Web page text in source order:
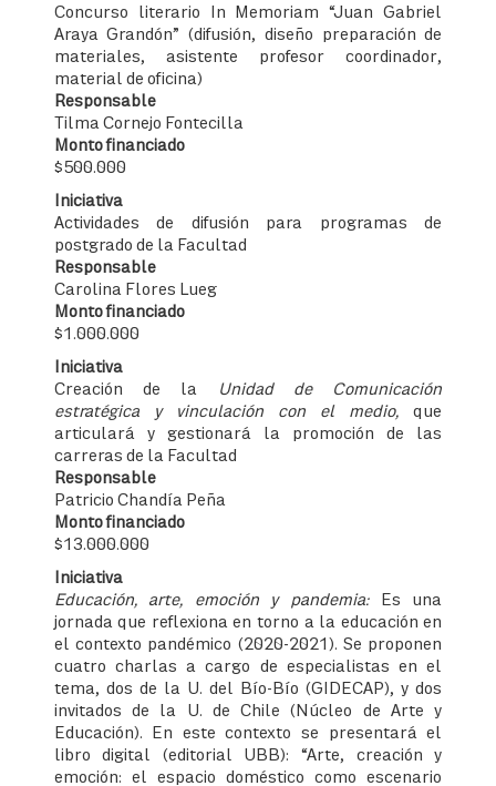
Concurso literario In Memoriam “Juan Gabriel
Araya Grandón” (difusión, diseño preparación de
materiales, asistente profesor coordinador,
material de oficina)
Responsable
Tilma Cornejo Fontecilla
Monto financiado
$500.000
Iniciativa
Actividades de difusión para programas de
postgrado de la Facultad
Responsable
Carolina Flores Lueg
Monto financiado
$1.000.000
Iniciativa
Creación de la
Unidad de Comunicación
estratégica y vinculación con el medio, que
articulará y gestionará la promoción de las
carreras de la Facultad
Responsable
Patricio Chandía Peña
Monto financiado
$13.000.000
Iniciativa
Educación, arte, emoción y pandemia: Es una
jornada que reflexiona en torno a la educación en
el contexto pandémico (2020-2021). Se proponen
cuatro charlas a cargo de especialistas en el
tema, dos de la U. del Bío-Bío (GIDECAP), y dos
invitados de la U. de Chile (Núcleo de Arte y
Educación). En este contexto se presentará el
libro digital (editorial UBB): “Arte, creación y
emoción: el espacio doméstico como escenario